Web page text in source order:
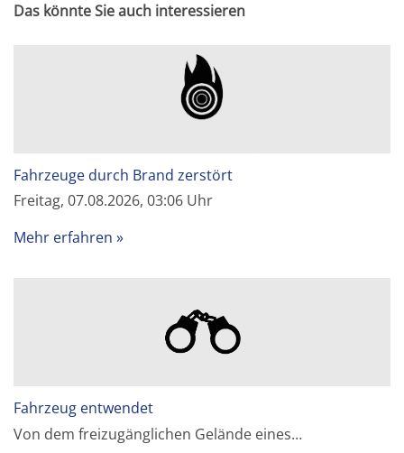
Das könnte Sie auch interessieren
Fahrzeuge durch Brand zerstört
Freitag, 07.08.2026, 03:06 Uhr
Mehr erfahren
Fahrzeug entwendet
Von dem freizugänglichen Gelände eines…